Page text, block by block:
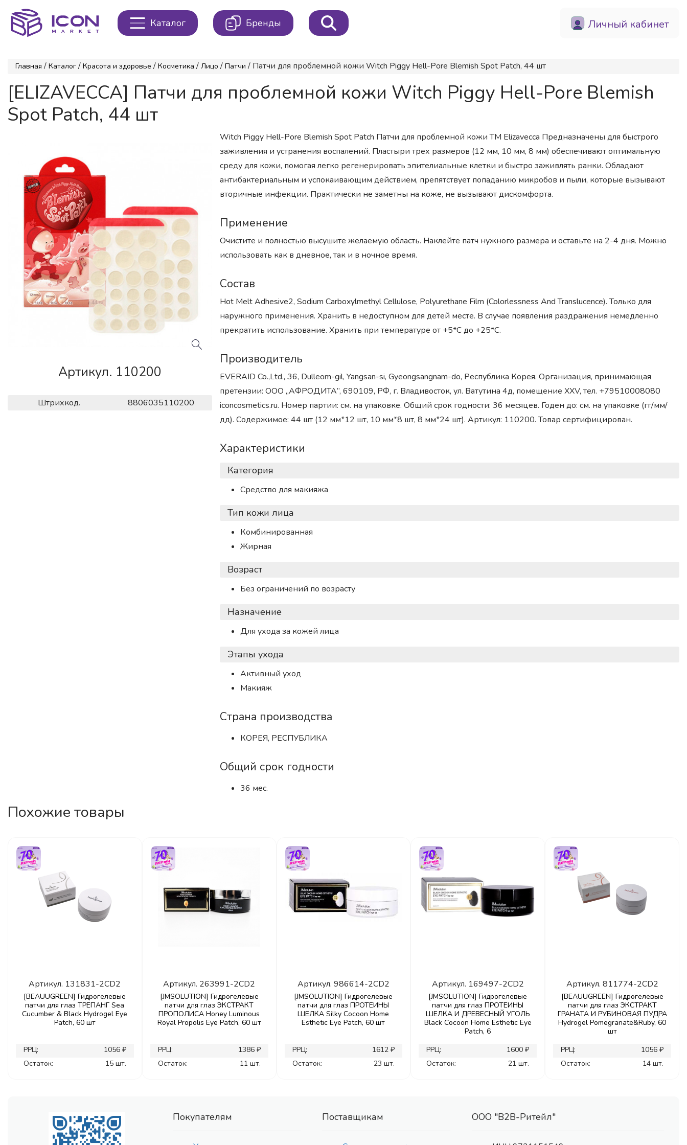
Каталог Бренды Личный кабинет
Главная / Каталог / Красота и здоровье / Косметика / Лицо / Патчи / Патчи для проблемной кожи Witch Piggy Hell-Pore Blemish Spot Patch, 44 шт
[ELIZAVECCA] Патчи для проблемной кожи Witch Piggy Hell-Pore Blemish
Spot Patch, 44 шт
Артикул. 110200
Штрихкод. 8806035110200
Witch Piggy Hell-Pore Blemish Spot Patch Патчи для проблемной кожи ТМ Elizavecca Предназначены для быстрого
заживления и устранения воспалений. Пластыри трех размеров (12 мм, 10 мм, 8 мм) обеспечивают оптимальную
среду для кожи, помогая легко регенерировать эпителиальные клетки и быстро заживлять ранки. Обладают
антибактериальным и успокаивающим действием, препятствует попаданию микробов и пыли, которые вызывают
вторичные инфекции. Практически не заметны на коже, не вызывают дискомфорта.
Применение
Очистите и полностью высушите желаемую область. Наклейте патч нужного размера и оставьте на 2-4 дня. Можно
использовать как в дневное, так и в ночное время.
Состав
Hot Melt Adhesive2, Sodium Carboxylmethyl Cellulose, Polyurethane Film (Colorlessness And Translucence). Только для
наружного применения. Хранить в недоступном для детей месте. В случае появления раздражения немедленно
прекратить использование. Хранить при температуре от +5*С до +25*С.
Производитель
EVERAID Co.,Ltd., 36, Dulleom-gil, Yangsan-si, Gyeongsangnam-do, Республика Корея. Организация, принимающая
претензии: ООО „АФРОДИТА”, 690109, РФ, г. Владивосток, ул. Ватутина 4д, помещение XXV, тел. +79510008080
iconcosmetics.ru. Номер партии: см. на упаковке. Общий срок годности: 36 месяцев. Годен до: см. на упаковке (гг/мм/
дд). Содержимое: 44 шт (12 мм*12 шт, 10 мм*8 шт, 8 мм*24 шт). Артикул: 110200. Товар сертифицирован.
Характеристики
Категория
Средство для макияжа
Тип кожи лица
Комбинированная
Жирная
Возраст
Без ограничений по возрасту
Назначение
Для ухода за кожей лица
Этапы ухода
Активный уход
Макияж
Страна производства
КОРЕЯ, РЕСПУБЛИКА
Общий срок годности
36 мес.
Похожие товары
Артикул. 131831-2CD2
[BEAUUGREEN] Гидрогелевые
патчи для глаз ТРЕПАНГ Sea
Cucumber & Black Hydrogel Eye
Patch, 60 шт
РРЦ:
1056 ₽
Остаток:
15 шт.
Артикул. 263991-2CD2
[JMSOLUTION] Гидрогелевые
патчи для глаз ЭКСТРАКТ
ПРОПОЛИСА Honey Luminous
Royal Propolis Eye Patch, 60 шт
РРЦ:
1386 ₽
Остаток:
11 шт.
Артикул. 986614-2CD2
[JMSOLUTION] Гидрогелевые
патчи для глаз ПРОТЕИНЫ
ШЕЛКА Silky Cocoon Home
Esthetic Eye Patch, 60 шт
РРЦ:
1612 ₽
Остаток:
23 шт.
Артикул. 169497-2CD2
[JMSOLUTION] Гидрогелевые
патчи для глаз ПРОТЕИНЫ
ШЕЛКА И ДРЕВЕСНЫЙ УГОЛЬ
Black Cocoon Home Esthetic Eye
Patch, 6
РРЦ:
1600 ₽
Остаток:
21 шт.
Артикул. 811774-2CD2
[BEAUUGREEN] Гидрогелевые
патчи для глаз ЭКСТРАКТ
ГРАНАТА И РУБИНОВАЯ ПУДРА
Hydrogel Pomegranate&Ruby, 60
шт
РРЦ:
1056 ₽
Остаток:
14 шт.
Покупателям Поставщикам ООО "В2В-Ритейл"